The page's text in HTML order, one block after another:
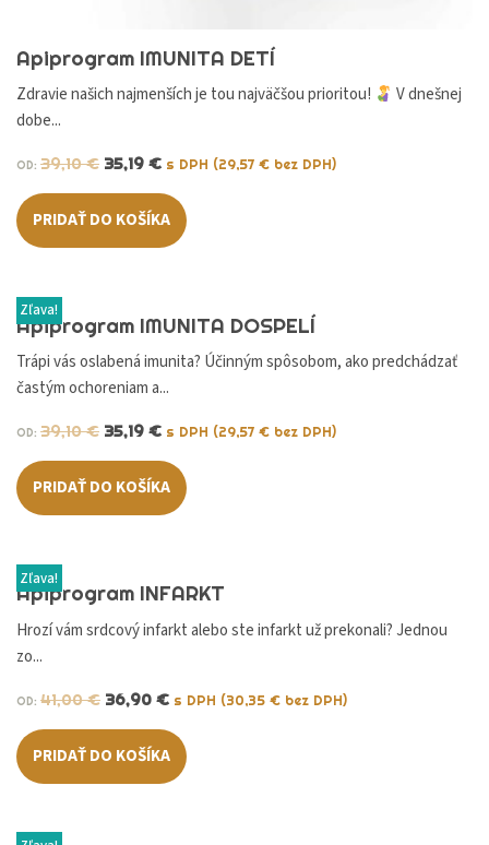
Apiprogram IMUNITA DETÍ
Zdravie našich najmenších je tou najväčšou prioritou!
V dnešnej
dobe...
OD: 39,10€ 35,19 € s DPH (29,57 € bez DPH)
PRIDAŤ DO KOŠÍKA
Zľava!
Apiprogram IMUNITA DOSPELÍ
Trápi vás oslabená imunita? Účinným spôsobom, ako predchádzať
častým ochoreniam a...
OD: 39,10€ 35,19 € s DPH (29,57 € bez DPH)
PRIDAŤ DO KOŠÍKA
Zľava!
Apiprogram INFARKT
Hrozí vám srdcový infarkt alebo ste infarkt už prekonali? Jednou
zo...
OD: 41,00€ 36,90 € s DPH (30,35 € bez DPH)
PRIDAŤ DO KOŠÍKA